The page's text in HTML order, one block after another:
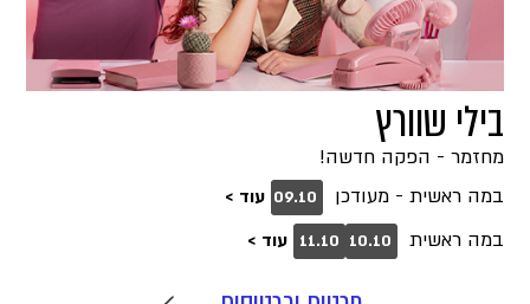
בילי שוורץ
מחזמר - הפקה חדשה!
במה ראשית - מעודכן
09.10 עוד >
במה ראשית 10.10
11.10 עוד >